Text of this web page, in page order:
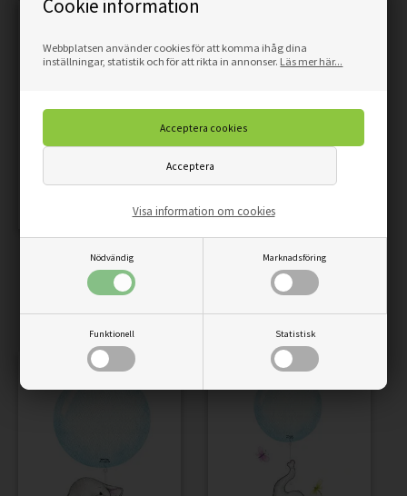
Cookie information
Webbplatsen använder cookies för att komma ihåg dina
inställningar, statistik och för att rikta in annonser. Läs mer här...
Nödvändig Marknadsföring
Funktionell Statistisk
Visa information om cookies
AFFISCH - ELEFANT I
VARMLUFTSBALLONG
89,00 75,65SEK
AFFISCH SÖT NALLEBJÖRN
I KLÄNNING OCH
BLOMMOR
89,00 75,65SEK